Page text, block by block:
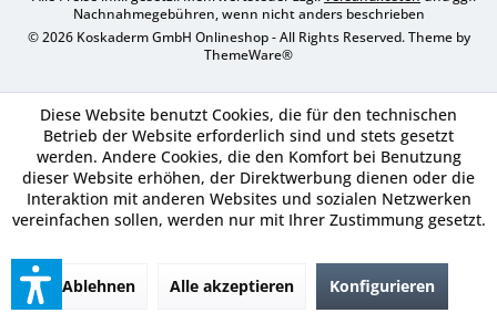
Nachnahmegebühren, wenn nicht anders beschrieben
© 2026 Koskaderm GmbH Onlineshop - All Rights Reserved. Theme by
ThemeWare®
Diese Website benutzt Cookies, die für den technischen
Betrieb der Website erforderlich sind und stets gesetzt
werden. Andere Cookies, die den Komfort bei Benutzung
dieser Website erhöhen, der Direktwerbung dienen oder die
Interaktion mit anderen Websites und sozialen Netzwerken
vereinfachen sollen, werden nur mit Ihrer Zustimmung gesetzt.
Ablehnen Alle akzeptieren Konfigurieren